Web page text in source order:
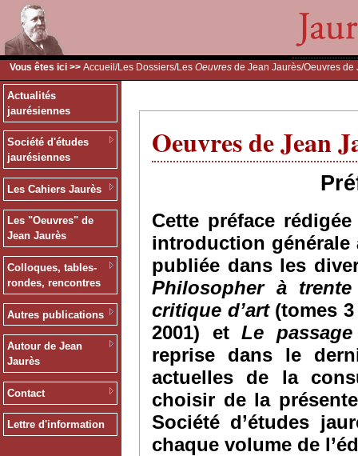
Vous êtes ici >> Accueil /Les Dossiers/Les Oeuvres de Jean Jaurès/Oeuvres de
Actualités
jaurésiennes
Société d'études
jaurésiennes
Les Cahiers Jaurès
Les "Oeuvres" de
Jean Jaurès
Colloques, tables-
rondes, rencontres
Autres publications
Autour de Jean
Jaurès
Contact
Lettre d'information
Oeuvres de Jean
Cette préface
introduction générale
publiée dans les
Philosopher à
critique d’art(tomes 3
2001) etLe
reprise dans le
actuelles de la
choisir de la
Société d’études
chaque volume de